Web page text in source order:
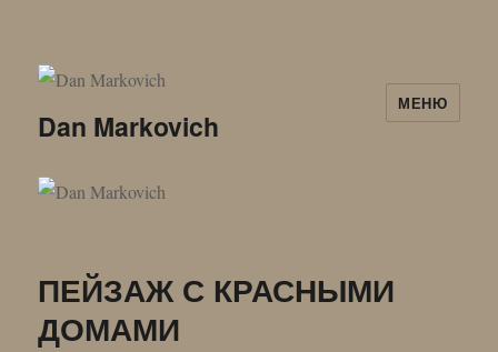
Dan Markovich
МЕНЮ
ПЕЙЗАЖ С КРАСНЫМИ
ДОМАМИ